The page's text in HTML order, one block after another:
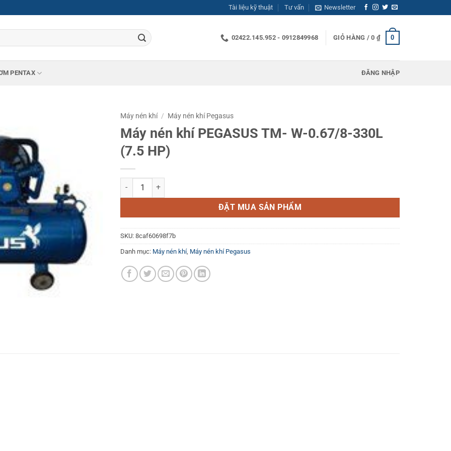
Tài liệu kỹ thuật Tư vấn Newsletter
02422.145.952 - 0912849968 GIỎ HÀNG /0 ₫ 0
PENTAX ĐĂNG NHẬP
Máy nén khí / Máy nén khí Pegasus
Máy nén khí PEGASUS TM- W-0.67/8-330L
(7.5 HP)
Máy nén khí PEGASUS TM- W-0.67/8-330L (7.5 HP) số lượng
ĐẶT MUA SẢN PHẨM
SKU: 8caf60698f7b
Danh mục: Máy nén khí, Máy nén khí Pegasus